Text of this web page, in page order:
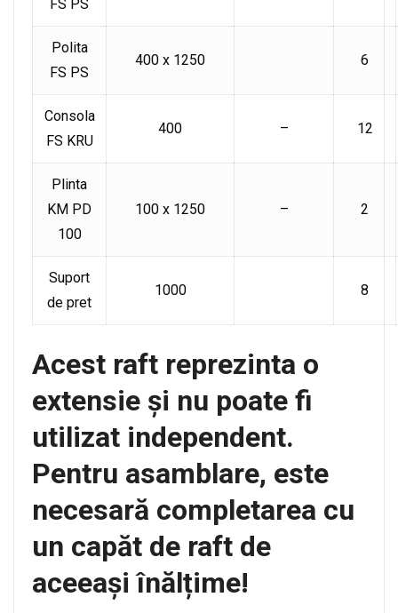
FS PS
Polita
FS PS
400 x 1250 6
Consola
FS KRU
400 – 12
Plinta
KM PD
100
100 x 1250 – 2
Suport
de pret
1000 8
Acest raft reprezinta o
extensie și nu poate fi
utilizat independent.
Pentru asamblare, este
necesară completarea cu
un capăt de raft de
aceeași înălțime!